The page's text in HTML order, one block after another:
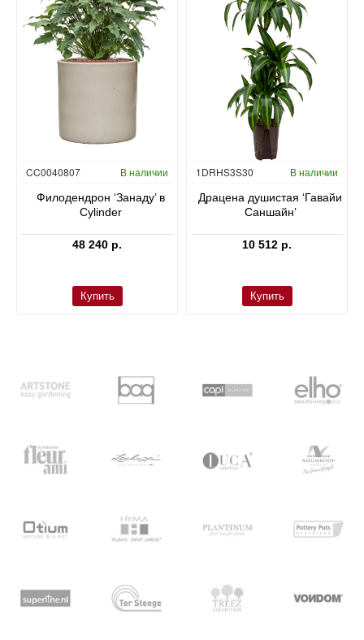
CC0040807 В наличии
Филодендрон ‘Занаду’ в
Cylinder
48 240 р.
Купить
Гидропоника
1DRHS3S30 В наличии
Драцена душистая ‘Гавайи
Саншайн’
10 512 р.
Купить